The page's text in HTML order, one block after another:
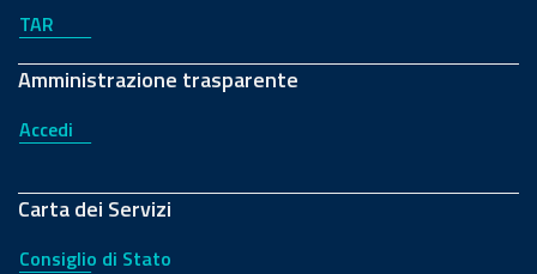
TAR
Amministrazione trasparente
Accedi
Carta dei Servizi
Consiglio di Stato